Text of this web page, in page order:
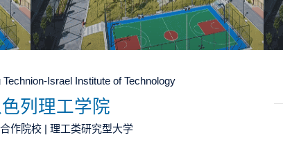
Technion-Israel Institute of Technology
列理工学院
作院校 | 理工类研究型大学